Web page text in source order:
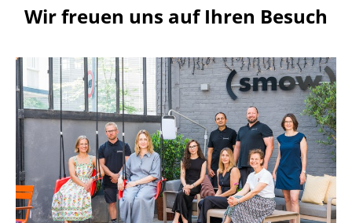
Wir freuen uns auf Ihren Besuch